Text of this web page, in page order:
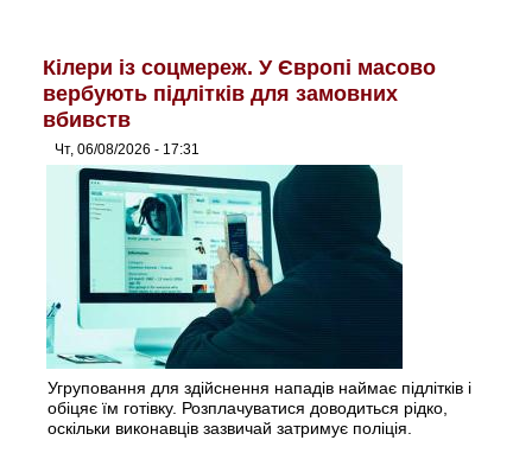
Кілери із соцмереж. У Європі масово
вербують підлітків для замовних
вбивств
Чт, 06/08/2026 - 17:31
Угруповання для здійснення нападів наймає підлітків і
обіцяє їм готівку. Розплачуватися доводиться рідко,
оскільки виконавців зазвичай затримує поліція.